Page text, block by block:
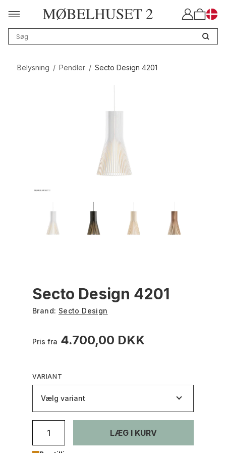
Belysning / Pendler / Secto Design 4201
Secto Design 4201
Brand: Secto Design
Pris fra 4.700,00 DKK
VARIANT
Vælg variant
LÆG I KURV